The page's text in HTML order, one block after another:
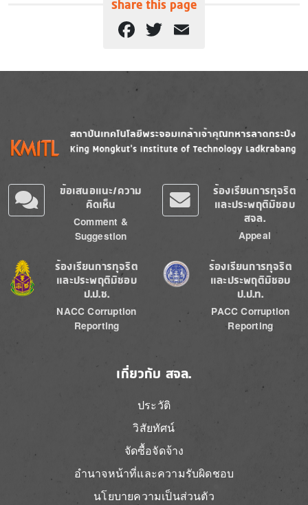
Share this page
Facebook
Twitter
Image
ข้อเสนอแนะ/ความ
คิดเห็น
Comment &
Suggestion
ร้องเรียนการทุจริต
และประพฤติมิชอบ
สจล.
Appeal
Image
ร้องเรียนการทุจริต
และประพฤติมิชอบ
ป.ป.ช.
NACC Corruption
Reporting
Image
ร้องเรียนการทุจริต
และประพฤติมิชอบ
ป.ป.ท.
PACC Corruption
Reporting
เกี่ยวกับ สจล.
ประวัติ
วิสัยทัศน์
จัดซื้อจัดจ้าง
อำนาจหน้าที่และความรับผิดชอบ
นโยบายความเป็นส่วนตัว